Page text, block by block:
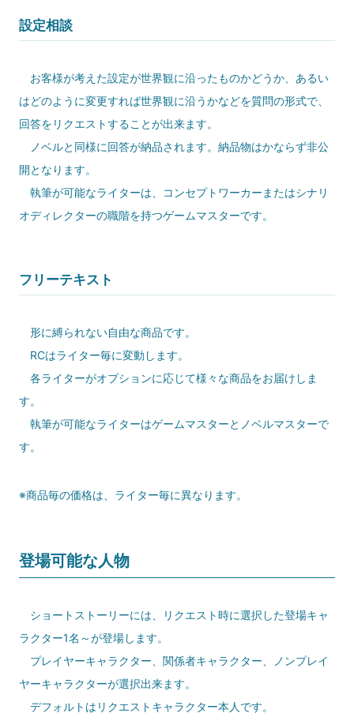
設定相談
お客様が考えた設定が世界観に沿ったものかどうか、あるい
はどのように変更すれば世界観に沿うかなどを質問の形式で、
回答をリクエストすることが出来ます。
ノベルと同様に回答が納品されます。納品物はかならず非公
開となります。
執筆が可能なライターは、コンセプトワーカーまたはシナリ
オディレクターの職階を持つゲームマスターです。
フリーテキスト
形に縛られない自由な商品です。
RCはライター毎に変動します。
各ライターがオプションに応じて様々な商品をお届けしま
す。
執筆が可能なライターはゲームマスターとノベルマスターで
す。
※商品毎の価格は、ライター毎に異なります。
登場可能な人物
ショートストーリーには、リクエスト時に選択した登場キャ
ラクター1名～が登場します。
プレイヤーキャラクター、関係者キャラクター、ノンプレイ
ヤーキャラクターが選択出来ます。
デフォルトはリクエストキャラクター本人です。